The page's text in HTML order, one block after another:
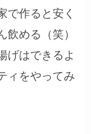
で作ると安く
める（笑）
げはできるよ
ィをやってみ